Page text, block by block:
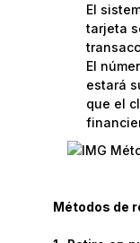
El
tarjeta
El
estará
que el
Métodos de